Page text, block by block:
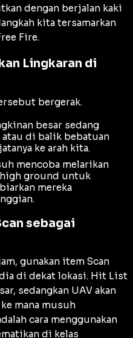
dengan berjalan kaki
kita tersamarkan
Fire.
Lingkaran di
bergerak.
besar sedang
di balik bebatuan
ke arah kita.
mencoba melarikan
high ground untuk
mereka
sebagai
gunakan item Scan
di dekat lokasi. Hit List
sedangkan UAV akan
mana musuh
cara menggunakan
di kelas